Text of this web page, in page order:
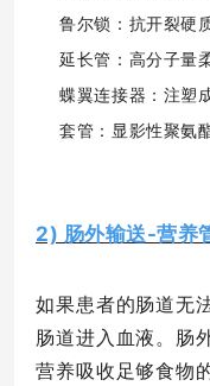
鲁尔锁：抗开裂硬
延长管：高分子量
蝶翼连接器：注塑
套管：显影性聚氨
2) 肠外输送-营养
如果患者的肠道无
肠道进入血液。肠
营养吸收足够食物